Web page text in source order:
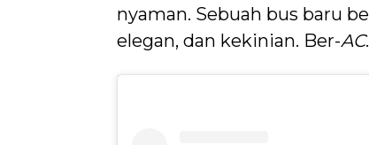
nyaman. Sebuah bus baru
elegan, dan kekinian. Ber-AC